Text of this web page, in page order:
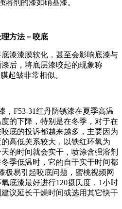
溶剂的漆如硝基漆。
方法－咬底
漆漆膜软化，甚至会影响底漆与
后，将底层漆咬起的现象称
起皱非常相似。
，F53-31红丹防锈漆在夏季高温
的下降，特别是在冬季，对于在
底的投诉都越来越多，主要因为
高低关系较大，以铁红环氧为
的时间就会实干，喷涂含强溶剂
季低温时，它的自干实干时间都
极易引起咬底问题，蜜桃视频网
底漆最好进行120摄氏度，1小时
议延长干燥时间或选用其它快干